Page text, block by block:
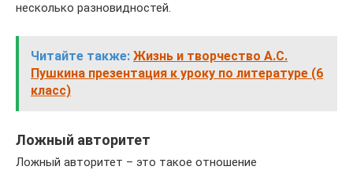
несколько разновидностей.
Читайте также: Жизнь и творчество А.С.
Пушкина презентация к уроку по литературе (6
класс)
Ложный авторитет
Ложный авторитет – это такое отношение